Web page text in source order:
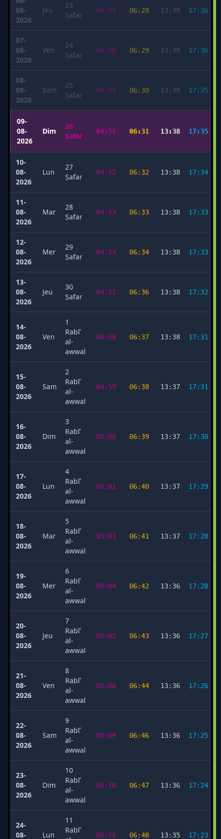
08-
2026
Jeu
23
Ṣafar
04:47 06:28 13:39 17:36
07-
08-
2026
Ven
24
Ṣafar
04:48 06:29 13:39 17:36
08-
08-
2026
Sam
25
Ṣafar
04:49 06:30 13:39 17:35
09-
08-
2026
Dim
26
Ṣafar
04:51 06:31 13:38 17:35
10-
08-
2026
Lun
27
Ṣafar
04:52 06:32 13:38 17:34
11-
08-
2026
Mar
28
Ṣafar
04:53 06:33 13:38 17:33
12-
08-
2026
Mer
29
Ṣafar
04:54 06:34 13:38 17:33
13-
08-
2026
Jeu
30
Ṣafar
04:57 06:36 13:38 17:32
14-
08-
2026
Ven
1
Rabīʿ
al-
awwal
04:58 06:37 13:38 17:31
15-
08-
2026
Sam
2
Rabīʿ
al-
awwal
04:59 06:38 13:37 17:31
16-
08-
2026
Dim
3
Rabīʿ
al-
awwal
05:00 06:39 13:37 17:30
17-
08-
2026
Lun
4
Rabīʿ
al-
awwal
05:01 06:40 13:37 17:29
18-
08-
2026
Mar
5
Rabīʿ
al-
awwal
05:03 06:41 13:37 17:28
19-
08-
2026
Mer
6
Rabīʿ
al-
awwal
05:04 06:42 13:36 17:28
20-
08-
2026
Jeu
7
Rabīʿ
al-
awwal
05:05 06:43 13:36 17:27
21-
08-
2026
Ven
8
Rabīʿ
al-
awwal
05:06 06:44 13:36 17:26
22-
08-
2026
Sam
9
Rabīʿ
al-
awwal
05:09 06:46 13:36 17:25
23-
08-
2026
Dim
10
Rabīʿ
al-
awwal
05:10 06:47 13:36 17:24
24-
08-
Lun
11
Rabīʿ
05:11 06:48 13:35 17:23